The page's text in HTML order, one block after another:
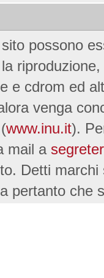
possono
e cdrom ed
venga
www.inu.it).
mail a
Detti
pertanto che